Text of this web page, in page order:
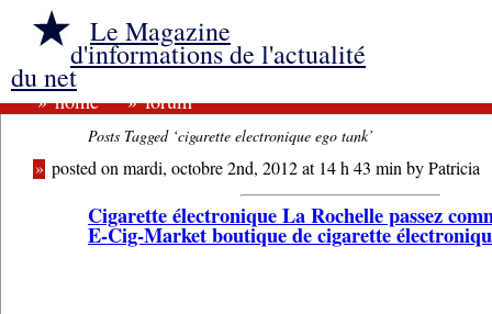
Le Magazine
d'informations de l'actualité
du net
» home » forum
Posts Tagged ‘cigarette electronique ego tank’
» posted on mardi, octobre 2nd, 2012 at 14 h 43 min by Patricia
Cigarette électronique La Rochelle passez
E-Cig-Market boutique de cigarette